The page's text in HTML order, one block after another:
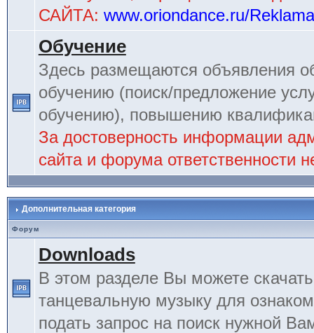
САЙТА: www.oriondance.ru/Reklama
Обучение
Здесь размещаются объявления
обучению (поиск/предложение
обучению), повышению
За достоверность информации
сайта и форума ответственности
Дополнительная категория
Форум
Downloads
В этом разделе Вы можете
танцевальную музыку для
подать запрос на поиск нужной